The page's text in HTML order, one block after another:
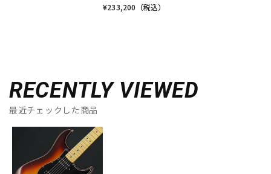
¥233,200 （税込）
RECENTLY VIEWED
最近チェックした商品